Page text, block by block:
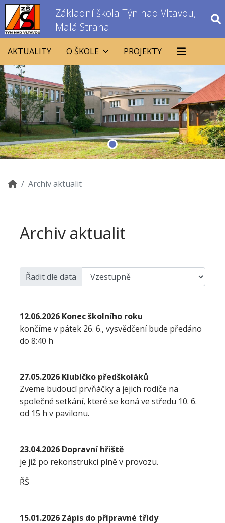
Základní škola Týn nad Vltavou,
Malá Strana
AKTUALITY O ŠKOLE PROJEKTY
Archiv aktualit
Archiv aktualit
Řadit dle data
12.06.2026 Konec školního roku
končíme v pátek 26. 6., vysvědčení bude předáno
do 8:40 h
27.05.2026 Klubíčko předškoláků
Zveme budoucí prvňáčky a jejich rodiče na
společné setkání, které se koná ve středu 10. 6.
od 15 h v pavilonu.
23.04.2026 Dopravní hřiště
je již po rekonstrukci plně v provozu.
ŘŠ
15.01.2026 Zápis do přípravné třídy